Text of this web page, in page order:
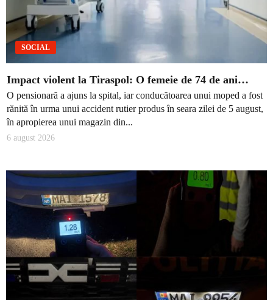
SOCIAL
Impact violent la Tiraspol: O femeie de 74 de ani…
O pensionară a ajuns la spital, iar conducătoarea unui moped a fost
rănită în urma unui accident rutier produs în seara zilei de 5 august,
în apropierea unui magazin din...
6 august 2026